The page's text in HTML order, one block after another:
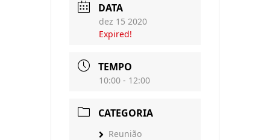
DATA
dez 15 2020
Expired!
TEMPO
10:00 - 12:00
CATEGORIA
Reunião